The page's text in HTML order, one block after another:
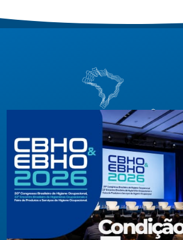
Criada em agosto de 1994,
com interesses relacionados à área
tendo sido constituída para fins de
higiene ocupacional e